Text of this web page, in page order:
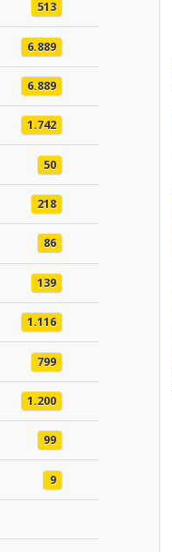
513
6.889
6.889
1.742
50
218
86
139
1.116
799
1.200
99
9